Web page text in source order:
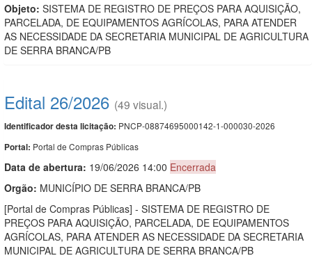
Objeto: SISTEMA DE REGISTRO DE PREÇOS PARA AQUISIÇÃO,
PARCELADA, DE EQUIPAMENTOS AGRÍCOLAS, PARA ATENDER
AS NECESSIDADE DA SECRETARIA MUNICIPAL DE AGRICULTURA
DE SERRA BRANCA/PB
Edital 26/2026 (49 visual.)
Identificador desta licitação: PNCP-08874695000142-1-000030-2026
Portal: Portal de Compras Públicas
Data de abertura: 19/06/2026 14:00 Encerrada
Orgão: MUNICÍPIO DE SERRA BRANCA/PB
[Portal de Compras Públicas] - SISTEMA DE REGISTRO DE
PREÇOS PARA AQUISIÇÃO, PARCELADA, DE EQUIPAMENTOS
AGRÍCOLAS, PARA ATENDER AS NECESSIDADE DA SECRETARIA
MUNICIPAL DE AGRICULTURA DE SERRA BRANCA/PB